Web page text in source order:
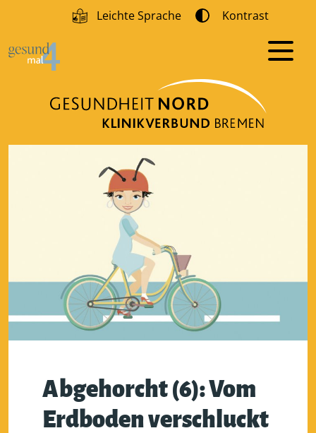
Leichte Sprache Kontrast
Abgehorcht (6): Vom
Erdboden verschluckt